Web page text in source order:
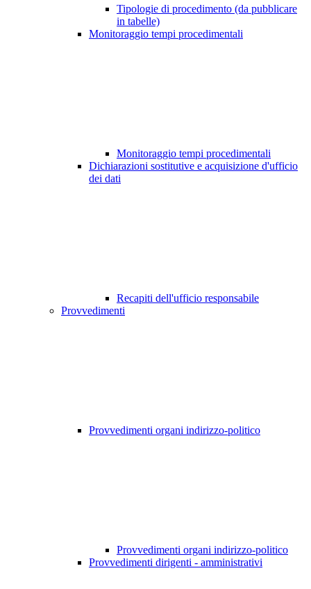
Tipologie di procedimento (da pubblicare
in tabelle)
Monitoraggio tempi procedimentali
Monitoraggio tempi procedimentali
Dichiarazioni sostitutive e acquisizione d'ufficio
dei dati
Recapiti dell'ufficio responsabile
Provvedimenti
Provvedimenti organi indirizzo-politico
Provvedimenti organi indirizzo-politico
Provvedimenti dirigenti - amministrativi